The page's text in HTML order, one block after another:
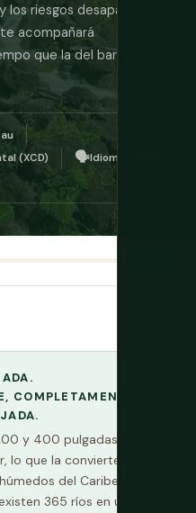
riesgos desaparecen
acompañará
que la del bar de
(XCD) 🗣️Idioma: Inglés
COMPLETAMENTE,
y 400 pulgadas de
lo que la convierte en
del Caribe. Por
365 ríos en una